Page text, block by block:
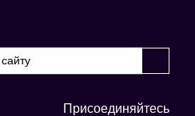
Присоединяйтесь